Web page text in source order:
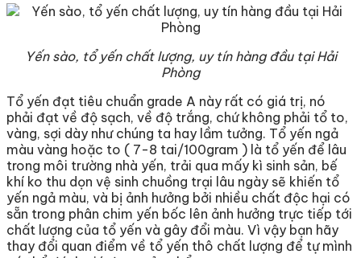
Yến sào, tổ yến chất lượng, uy tín hàng đầu tại Hải
Phòng
Tổ yến đạt tiêu chuẩn grade A này rất có giá trị, nó
phải đạt về độ sạch, về độ trắng, chứ không phải tổ to,
vàng, sợi dày như chúng ta hay lầm tưởng. Tổ yến ngả
màu vàng hoặc to ( 7-8 tai/100gram ) là tổ yến để lâu
trong môi trường nhà yến, trải qua mấy kì sinh sản, bế
khí ko thu dọn vệ sinh chuồng trại lâu ngày sẽ khiến tổ
yến ngả màu, và bị ảnh hưởng bởi nhiều chất độc hại có
sẵn trong phân chim yến bốc lên ảnh hưởng trực tiếp tới
chất lượng của tổ yến và gây đổi màu. Vì vậy bạn hãy
thay đổi quan điểm về tổ yến thô chất lượng để tự mình